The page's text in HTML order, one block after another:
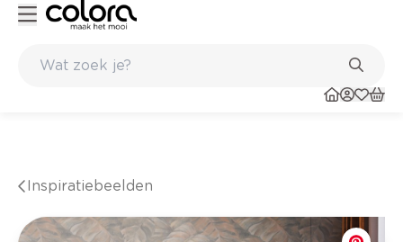
Inspiratiebeelden